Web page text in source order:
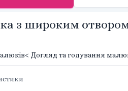
з широким
< Догляд та годування